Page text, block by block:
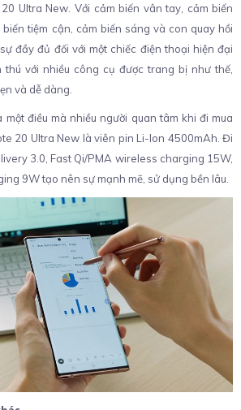
Ultra New. Với cảm biến vân tay, cảm biến
tiệm cận, cảm biến sáng và con quay hồi
đầy đủ đối với một chiếc điện thoại hiện đại
thú với nhiều công cụ được trang bị như thế,
và dễ dàng.
điều mà nhiều người quan tâm khi đi mua
20 Ultra New là viên pin Li-Ion 4500mAh. Đi
3.0, Fast Qi/PMA wireless charging 15W,
9W tạo nên sự mạnh mẽ, sử dụng bền lâu.